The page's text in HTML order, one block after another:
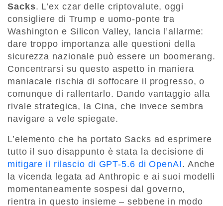
Sacks. L’ex czar delle criptovalute, oggi
consigliere di Trump e uomo-ponte tra
Washington e Silicon Valley, lancia l’allarme:
dare troppo importanza alle questioni della
sicurezza nazionale può essere un boomerang.
Concentrarsi su questo aspetto in maniera
maniacale rischia di soffocare il progresso, o
comunque di rallentarlo. Dando vantaggio alla
rivale strategica, la Cina, che invece sembra
navigare a vele spiegate.
L’elemento che ha portato Sacks ad esprimere
tutto il suo disappunto è stata la decisione di
mitigare il rilascio di GPT-5.6 di OpenAI. Anche
la vicenda legata ad Anthropic e ai suoi modelli
momentaneamente sospesi dal governo,
rientra in questo insieme – sebbene in modo